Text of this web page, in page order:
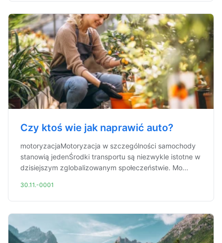
Czy ktoś wie jak naprawić auto?
motoryzacjaMotoryzacja w szczególności samochody
stanowią jedenŚrodki transportu są niezwykle istotne w
dzisiejszym zglobalizowanym społeczeństwie. Mo...
30.11.-0001